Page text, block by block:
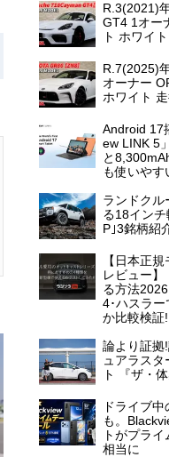
R.3(2021)
GT4 1オー
ト ホワイ
R.7(2025)
オーナー
ホワイト
Android 17
ew LINK 5
と
も使いやす
ランドクル
る18イン
P｣3銘柄紹
【日本正
レビュー】
る方法
4･ハスラ
か比較検証
論より証拠
ュアラス
ト 『ザ・
ドライブ
も。
トがプラ
相当に